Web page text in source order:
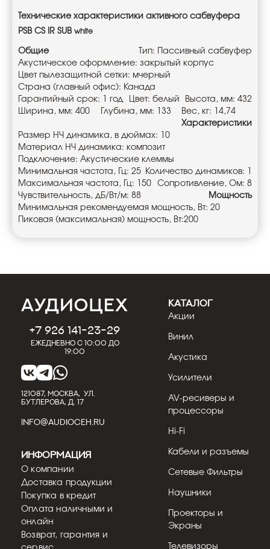
Технические характеристики активного сабвуфера
PSB CS IR SUB white
Общие
Тип: Пассивный сабвуфер
Акустическое оформление: закрытый корпус
Цвет пылезащитной сетки: мчерный
Страна (главный офис): Канада
Гарантийный срок: 1 год
Цвет: белый
Высота, мм: 432
Ширина, мм: 400
Глубина, мм: 133
Вес, кг: 14,74
Характеристики
Размер НЧ динамика, в дюймах: 10
Материал НЧ динамика: композит
Подключение: Акустические клеммы
Минимальная частота, Гц: 25
Количество динамиков: 1
Максимальная частота, Гц: 150
Сопротивление, Ом: 8
Чувствительность, дБ/Вт/м: 88
Мощность
Минимальная рекомендуемая мощность, Вт: 20
Пиковая (максимальная) мощность, Вт:200
+7 926 141-23-29
Ежедневно с 10:00 до
19:00
121087, МОСКВА, УЛ.
БУТЛЕРОВА, Д. 17
INFO@AUDIOCEH.RU
КАТАЛОГ
Акции
Винил
Акустика
Усилители
AV-ресиверы и
процессоры
Hi-Fi
Кабели и разъемы
Сетевые Фильтры
Наушники
Проекторы и
Экраны
Телевизоры
Информация
О компании
Доставка продукции
Покупка в кредит
Оплата наличными и
онлайн
Возврат, гарантия и